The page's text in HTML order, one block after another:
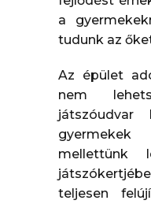
a
tudunk az
Az épület
nem
mellettünk
teljesen